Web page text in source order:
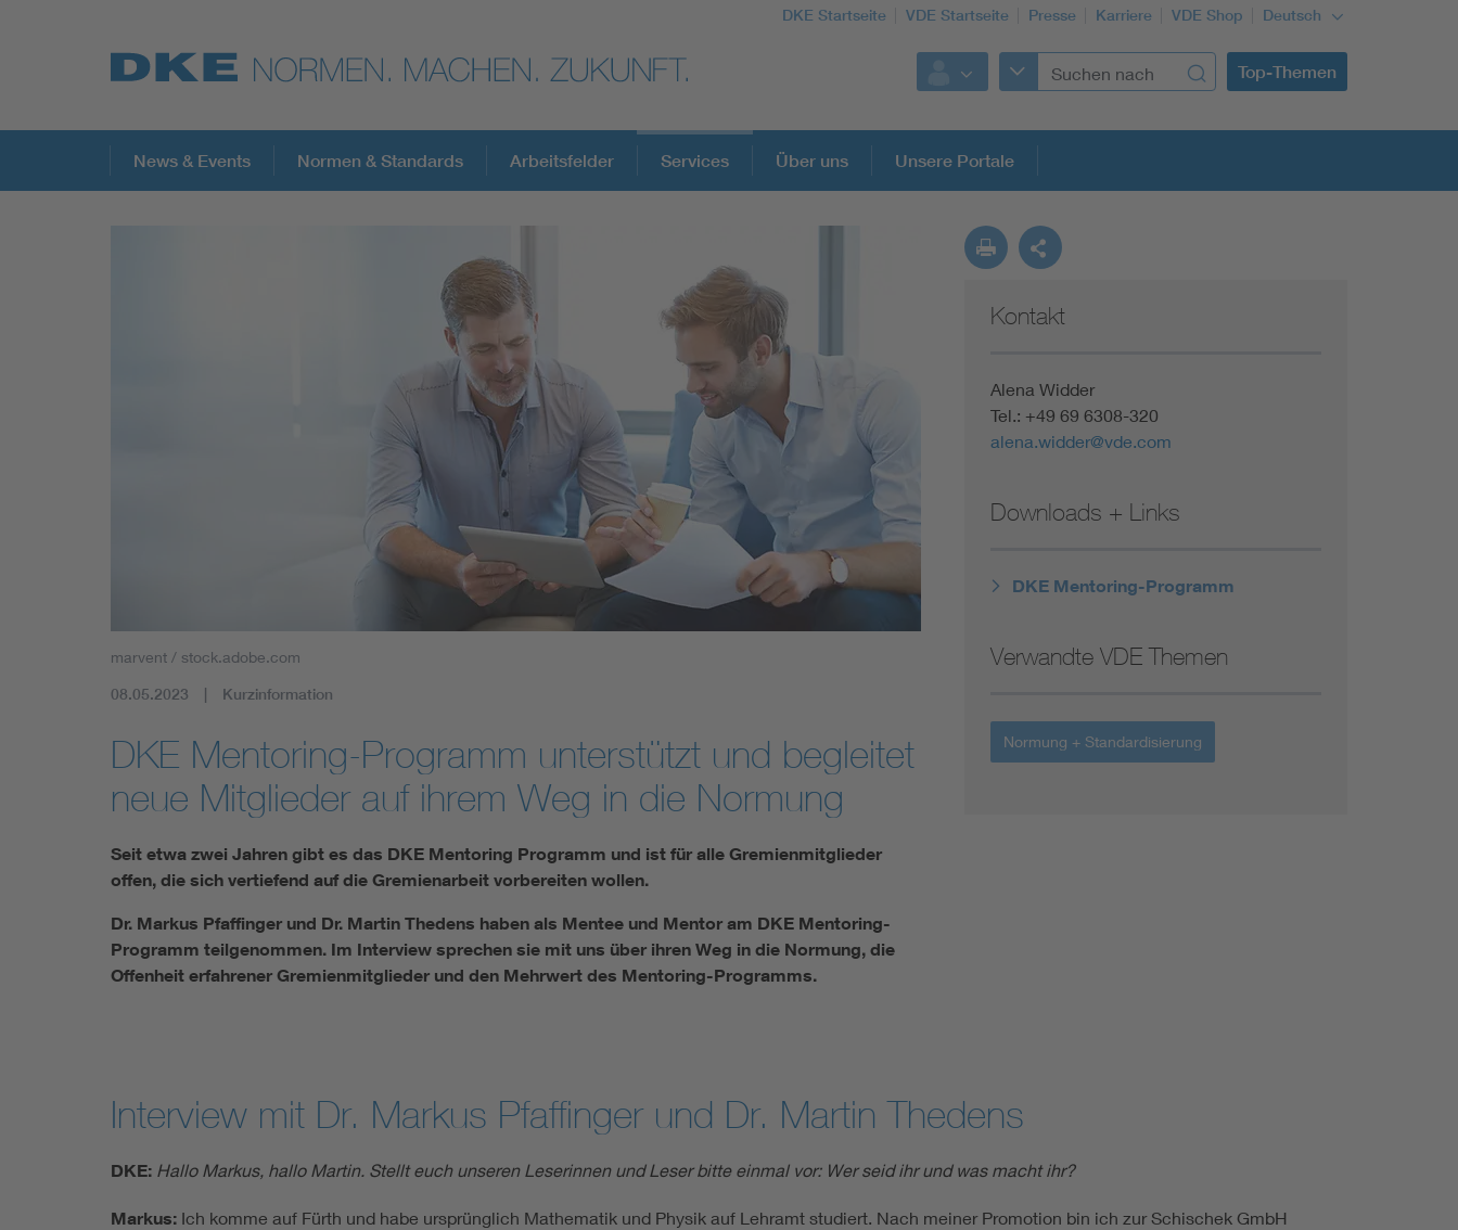
DKE Startseite VDE Startseite Presse Karriere VDE Shop Deutsch
Top-Themen
Top-Themen
Mobility
Smart Cities
DKE Fachinformationen im Kontext der Normung
Blitzschutz: DIN EN 62305 in der Übersicht
Circular Economy für mehr Ressourceneffizienz
Cybersecurity in der Industrieautomatisierung
DIN VDE 0100 für sichere Elektroinstallationen
Elektrofachkraft (EFK)
Funktionale Sicherheit schützt den Menschen
Gleichstromanwendungen im Wachstum
Installation und Betrieb von Mini-PV-Anlagen
Niederspannungsrichtlinie
News & Events Normen & Standards Arbeitsfelder Services Über uns Unsere Portale
marvent / stock.adobe.com
08.05.2023 Kurzinformation
DKE Mentoring-Programm unterstützt und begleitet
neue Mitglieder auf ihrem Weg in die Normung
Seit etwa zwei Jahren gibt es das DKE Mentoring Programm und ist für alle Gremienmitglieder
offen, die sich vertiefend auf die Gremienarbeit vorbereiten wollen.
Dr. Markus Pfaffinger und Dr. Martin Thedens haben als Mentee und Mentor am DKE Mentoring-
Programm teilgenommen. Im Interview sprechen sie mit uns über ihren Weg in die Normung, die
Offenheit erfahrener Gremienmitglieder und den Mehrwert des Mentoring-Programms.
Kontakt
Alena Widder
Tel.: +49 69 6308-320
alena.widder@vde.com
Downloads + Links
DKE Mentoring-Programm
Verwandte VDE Themen
Normung + Standardisierung
Interview mit Dr. Markus Pfaffinger und Dr. Martin Thedens
DKE: Hallo Markus, hallo Martin. Stellt euch unseren Leserinnen und Leser bitte einmal vor: Wer seid ihr und was macht ihr?
Markus: Ich komme auf Fürth und habe ursprünglich Mathematik und Physik auf Lehramt studiert. Nach meiner Promotion bin ich zur Schischek GmbH